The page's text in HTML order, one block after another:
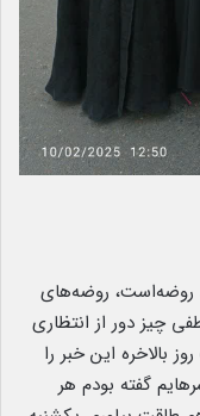
روضه‌های
چیز دور از انتظاری
بالاخره این خبر را
گفته بودم هر